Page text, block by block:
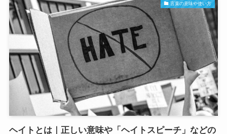
言葉の意味や使い方
ヘイトとは｜正しい意味や「ヘイトスピーチ」などの